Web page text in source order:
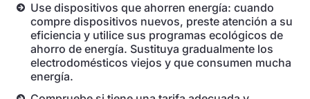
Use dispositivos que ahorren energía: cuando
compre dispositivos nuevos, preste atención a su
eficiencia y utilice sus programas ecológicos de
ahorro de energía. Sustituya gradualmente los
electrodomésticos viejos y que consumen mucha
energía.